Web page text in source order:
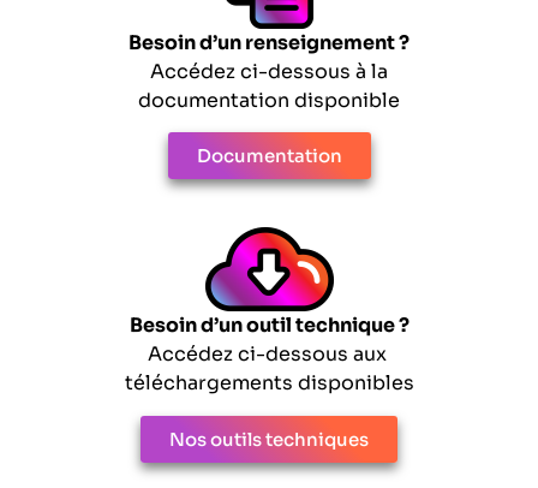
Besoin d’un renseignement ?
Accédez ci-dessous à la
documentation disponible
Documentation
Besoin d’un outil technique ?
Accédez ci-dessous aux
téléchargements disponibles
Nos outils techniques